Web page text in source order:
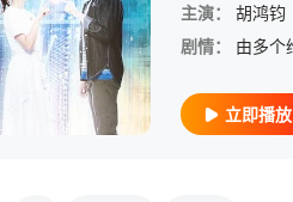
/ 周丽欣 / 赵乐贤 李冈龙 / 炜烈
主演：
胡鸿钧
剧情：
立即播放